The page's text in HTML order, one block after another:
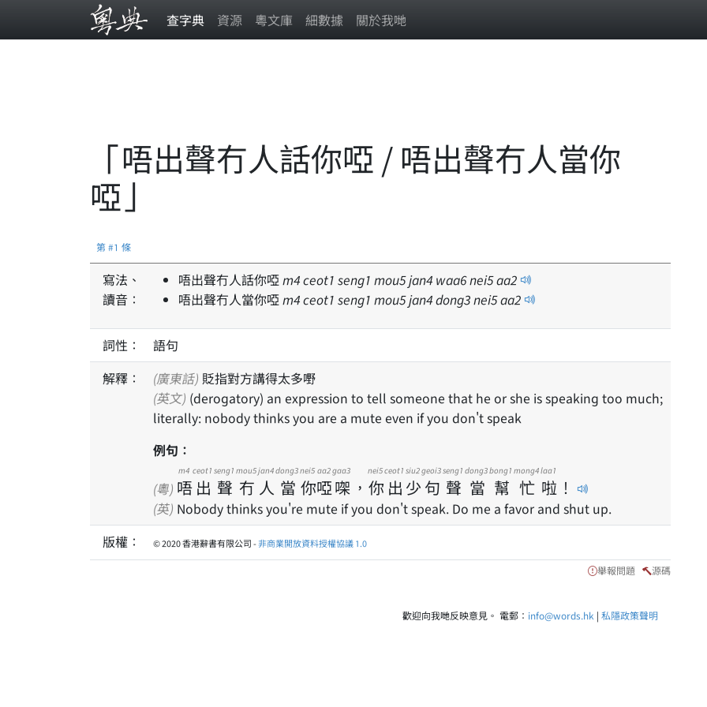
查字典 資源 粵文庫 細數據 關於我哋
「唔出聲冇人話你啞 / 唔出聲冇人當你
啞」
第 #1 條
寫法、
讀音：
唔出聲冇人話你啞m4ceot1 seng1 mou5jan4 waa6nei5aa2
唔出聲冇人當你啞m4ceot1 seng1 mou5jan4dong3nei5aa2
詞性：
語句
解釋：
(廣東話) 貶指對方講得太多嘢
(英文)
literally: nobody thinks you are a mute even if you don't speak
例句：
(粵) 唔
m4
出
ceot1
聲
seng1
冇
mou5
人
jan4
當
dong3
你
nei5
啞
aa2
㗎
gaa3
， 你
nei5
出
ceot1
少
siu2
句
geoi3
聲
seng1
當
dong3
幫
bong1
忙
mong4
啦
laa1
！
(英) Nobody thinks you're mute if you don't speak. Do me a favor and shut up.
版權：
© 2020 香港辭書有限公司 -非商業開放資料授權協議 1.0
舉報問題 源碼
歡迎向我哋反映意見。 電郵： info@words.hk | 私隱政策聲明